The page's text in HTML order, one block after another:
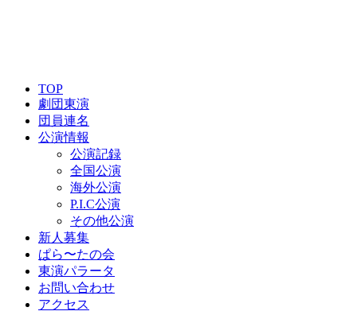
TOP
劇団東演
団員連名
公演情報
公演記録
全国公演
海外公演
P.I.C公演
その他公演
新人募集
ぱら〜たの会
東演パラータ
お問い合わせ
アクセス